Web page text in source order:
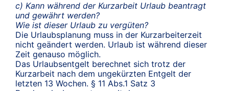
c) Kann während der Kurzarbeit Urlaub beantragt
und gewährt werden?
Wie ist dieser Urlaub zu vergüten?
Die Urlaubsplanung muss in der Kurzarbeiterzeit
nicht geändert werden. Urlaub ist während dieser
Zeit genauso möglich.
Das Urlaubsentgelt berechnet sich trotz der
Kurzarbeit nach dem ungekürzten Entgelt der
letzten 13 Wochen. § 11 Abs.1 Satz 3